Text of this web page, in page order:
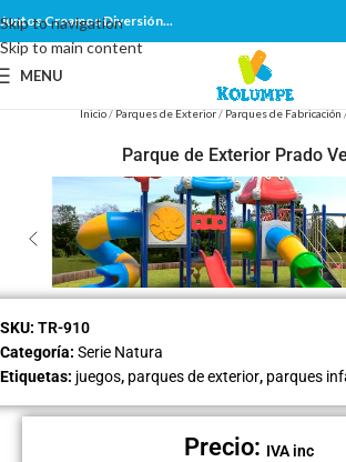
Skip to navigation
Skip to main content
Juntos Creamos Diversión...
MENU
Inicio Parques de Exterior Parques de Fabricación
Parque de Exterior Prado
SKU: TR-910
Categoría: Serie Natura
Etiquetas: juegos, parques de exterior, parques
Precio: IVA inc